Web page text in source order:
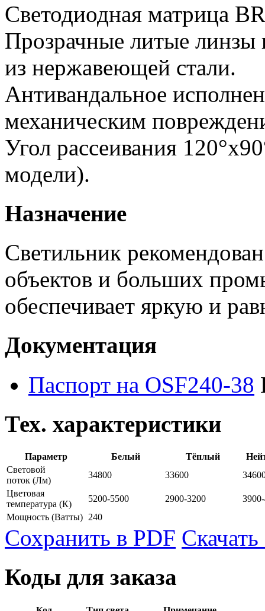
Светодиодная матрица
Прозрачные литые линзы
из нержавеющей стали.
Антивандальное
механическим
Угол рассеивания
модели).
Назначение
Светильник
объектов и больших
обеспечивает яркую и
Документация
Паспорт на OSF240-38
Тех. характеристики
Параметр Белый Тёплый
Световой
поток (Лм)
34800 33600
Цветовая
температура (К)
5200-5500 2900-3200
Мощность (Ватты) 240
Сохранить в PDF
Коды для заказа